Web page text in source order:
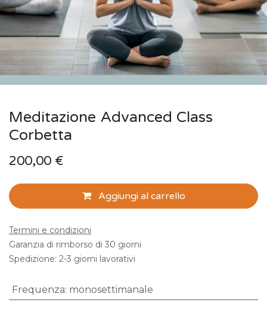
Meditazione Advanced Class
Corbetta
200,00 €
Aggiungi al carrello
Termini e condizioni
Garanzia di rimborso di 30 giorni
Spedizione: 2-3 giorni lavorativi
Frequenza: monosettimanale